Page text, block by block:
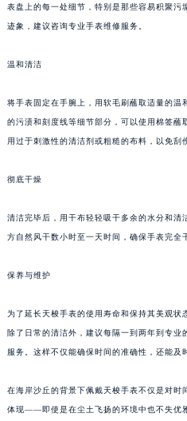
表盘上的每一处细节，特别是那些容易积聚污
迹象，建议咨询专业手表维修服务。
温和清洁
将手表固定在手腕上，用软毛刷蘸取适量的温
的污渍和刻度线等细节部分，可以使用棉签蘸
用过于刺激性的清洁剂或粗糙的布料，以免刮
彻底干燥
清洁完毕后，用干布轻轻吸干多余的水分和清
方自然风干数小时至一天时间，确保手表完全
保养与维护
为了延长天梭手表的使用寿命和保持其美观状
除了日常的清洁外，建议每隔一到两年到专业
服务。这样不仅能确保时间的准确性，还能及
在海岸沙丘的背景下佩戴天梭手表不仅是对时
体现——即使是在尘土飞扬的环境中也不失优